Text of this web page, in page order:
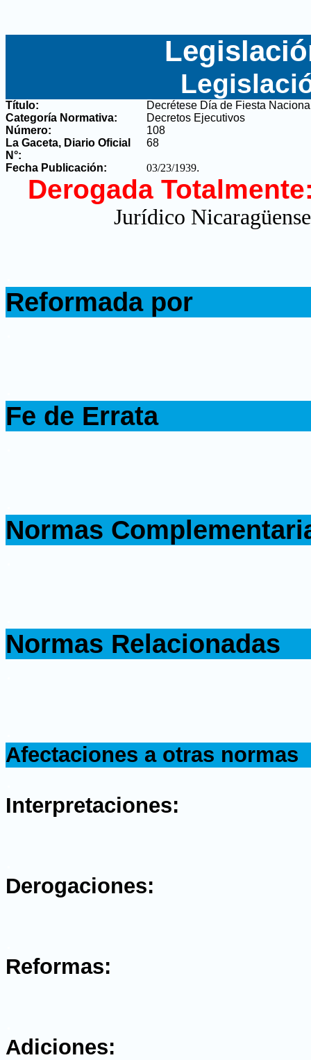
Título:
Decrétese Día de Fiesta
Categoría Normativa:
Decretos Ejecutivos
Número:
108
La Gaceta, Diario Oficial
N°:
68
Fecha Publicación: 03/23/1939.
Derogada
Jurídico
Reformada por
Fe de Errata
Normas
Normas Relacionadas
Afectaciones a otras normas
Interpretaciones:
Derogaciones:
Reformas:
Adiciones: